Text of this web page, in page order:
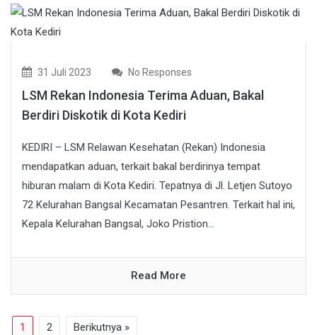
31 Juli 2023 No Responses
LSM Rekan Indonesia Terima Aduan, Bakal
Berdiri Diskotik di Kota Kediri
KEDIRI – LSM Relawan Kesehatan (Rekan) Indonesia
mendapatkan aduan, terkait bakal berdirinya tempat
hiburan malam di Kota Kediri. Tepatnya di Jl. Letjen Sutoyo
72 Kelurahan Bangsal Kecamatan Pesantren. Terkait hal ini,
Kepala Kelurahan Bangsal, Joko Pristion...
Read More
1 2 Berikutnya »